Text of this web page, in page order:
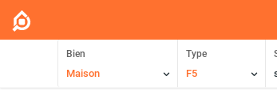
Bien
Maison
Type
F5